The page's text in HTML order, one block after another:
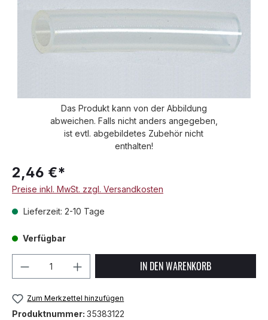
Das Produkt kann von der Abbildung
abweichen. Falls nicht anders angegeben,
ist evtl. abgebildetes Zubehör nicht
enthalten!
2,46 €*
Preise inkl. MwSt. zzgl. Versandkosten
Lieferzeit: 2-10 Tage
Verfügbar
Produkt Anzahl: Gib denIN DEN WARENKORB
Zum Merkzettel hinzufügen
Produktnummer: 35383122